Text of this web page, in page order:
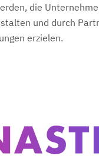
die
und durch
erzielen.